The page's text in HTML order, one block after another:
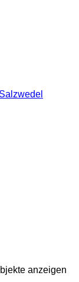
Salzwedel
anzeigen